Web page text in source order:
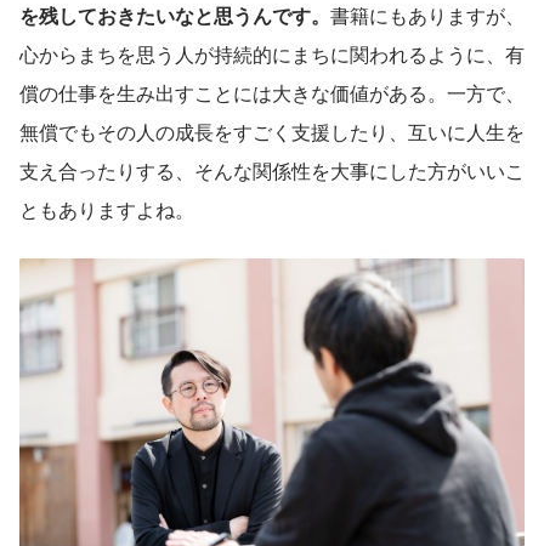
を残しておきたいなと思うんです。 書籍にもありますが、
心からまちを思う人が持続的にまちに関われるように、有
償の仕事を生み出すことには大きな価値がある。一方で、
無償でもその人の成長をすごく支援したり、互いに人生を
支え合ったりする、そんな関係性を大事にした方がいいこ
ともありますよね。